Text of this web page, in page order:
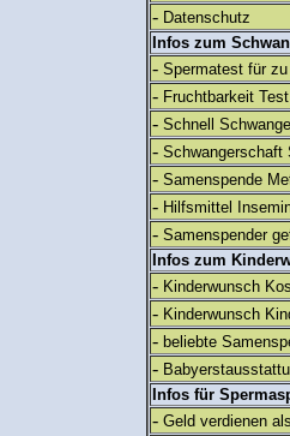
- Datenschutz
Infos zum
- Spermatest für
- Fruchtbarkeit Test
- Schnell
- Schwangerschaft
- Samenspende
- Hilfsmittel
- Samenspender
Infos zum
- Kinderwunsch
- Kinderwunsch
- beliebte
-
Infos für
- Geld verdienen